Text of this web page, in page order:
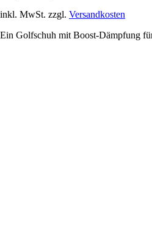
inkl. MwSt. zzgl. Versandkosten
Ein Golfschuh mit Boost-Dämpfung